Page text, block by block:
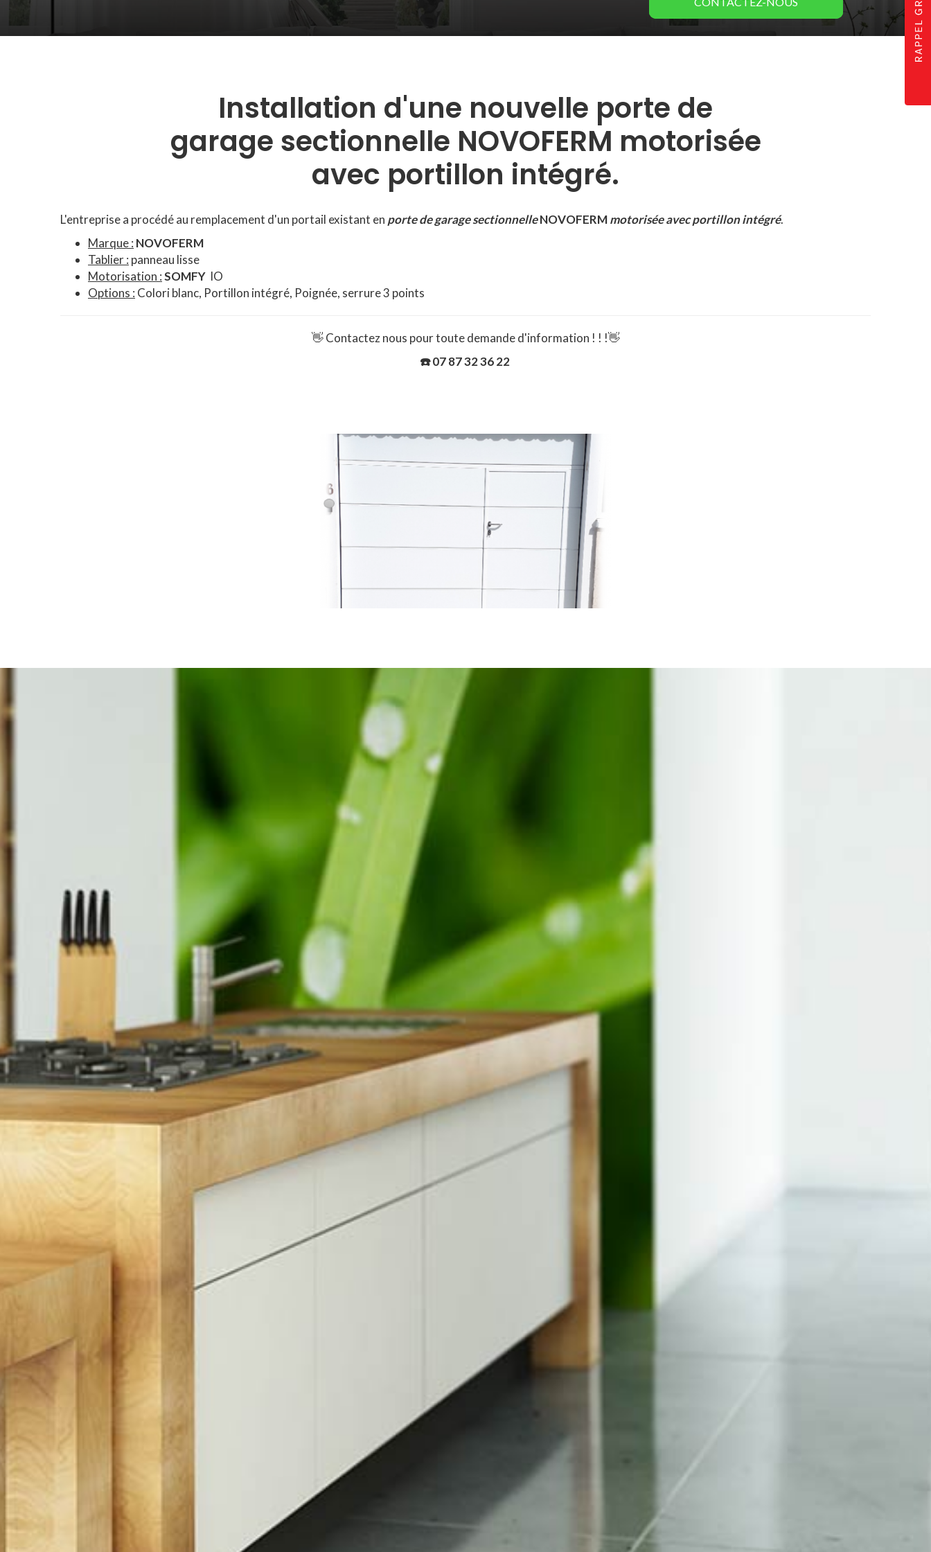
Installation d'une nouvelle porte de
garage sectionnelle NOVOFERM motorisée
avec portillon intégré.
L'entreprise a procédé au remplacement d'un portail existant en porte de garage sectionnelleNOVOFERMmotorisée avec portillon intégré.
Marque : NOVOFERM
Tablier : panneau lisse
Motorisation :SOMFY IO
Options : Colori blanc, Portillon intégré, Poignée, serrure 3 points
👋 Contactez nous pour toute demande d'information ! ! !👋
☎️ 07 87 32 36 22